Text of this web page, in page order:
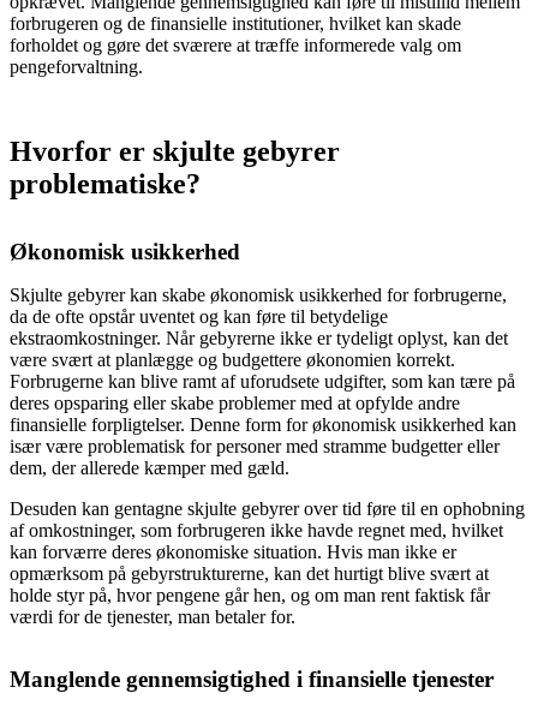
forbrugeren og de finansielle institutioner, hvilket kan skade
forholdet og gøre det sværere at træffe informerede valg om
pengeforvaltning.
Hvorfor er skjulte gebyrer
problematiske?
Økonomisk usikkerhed
Skjulte gebyrer kan skabe økonomisk usikkerhed for forbrugerne,
da de ofte opstår uventet og kan føre til betydelige
ekstraomkostninger. Når gebyrerne ikke er tydeligt oplyst, kan det
være svært at planlægge og budgettere økonomien korrekt.
Forbrugerne kan blive ramt af uforudsete udgifter, som kan tære på
deres opsparing eller skabe problemer med at opfylde andre
finansielle forpligtelser. Denne form for økonomisk usikkerhed kan
især være problematisk for personer med stramme budgetter eller
dem, der allerede kæmper med gæld.
Desuden kan gentagne skjulte gebyrer over tid føre til en ophobning
af omkostninger, som forbrugeren ikke havde regnet med, hvilket
kan forværre deres økonomiske situation. Hvis man ikke er
opmærksom på gebyrstrukturerne, kan det hurtigt blive svært at
holde styr på, hvor pengene går hen, og om man rent faktisk får
værdi for de tjenester, man betaler for.
Manglende gennemsigtighed i finansielle tjenester